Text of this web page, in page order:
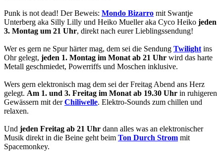
Punk is not dead! Der Beweis: Mondo Bizarro mit Swantje
Unterberg aka Silly Lilly und Heiko Mueller aka Cyco Heiko jeden
3. Montag um 21 Uhr, direkt nach eurer Lieblingssendung!
Wer es gern ne Spur härter mag, dem sei die Sendung Twilight ins
Ohr gelegt, jeden 1. Montag im Monat ab 21 Uhr wird das harte
Metall geschmiedet, Powerriffs und Moschen inklusive.
Wers gern elektronisch mag dem sei der Freitag Abend ans Herz
gelegt. Am 1. und 3. Freitag im Monat ab 19.30 Uhr in ruhigeren
Gewässern mit derChiliwelle. Elektro-Sounds zum chillen und
relaxen.
Und jeden Freitag ab 21 Uhr dann alles was an elektronischer
Musik direkt in die Beine geht beim Ton Durch Strom mit
Spacemonkey.